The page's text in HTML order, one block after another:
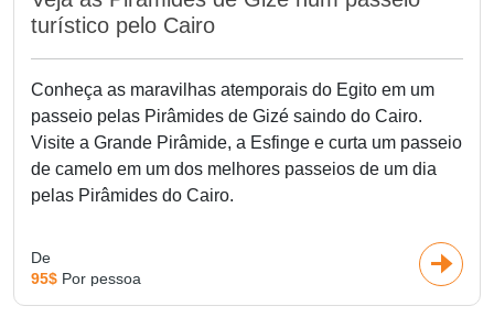
turístico pelo Cairo
Conheça as maravilhas atemporais do Egito em um
passeio pelas Pirâmides de Gizé saindo do Cairo.
Visite a Grande Pirâmide, a Esfinge e curta um passeio
de camelo em um dos melhores passeios de um dia
pelas Pirâmides do Cairo.
De
95$ Por pessoa